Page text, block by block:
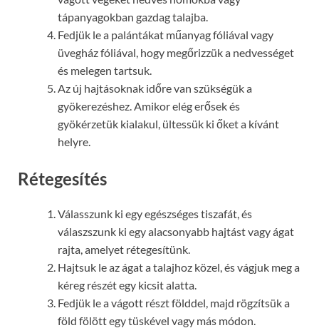
tápanyagokban gazdag talajba.
Fedjük le a palántákat műanyag fóliával vagy
üvegház fóliával, hogy megőrizzük a nedvességet
és melegen tartsuk.
Az új hajtásoknak időre van szükségük a
gyökerezéshez. Amikor elég erősek és
gyökérzetük kialakul, ültessük ki őket a kívánt
helyre.
Rétegesítés
Válasszunk ki egy egészséges tiszafát, és
válaszszunk ki egy alacsonyabb hajtást vagy ágat
rajta, amelyet rétegesítünk.
Hajtsuk le az ágat a talajhoz közel, és vágjuk meg a
kéreg részét egy kicsit alatta.
Fedjük le a vágott részt földdel, majd rögzítsük a
föld fölött egy tüskével vagy más módon.